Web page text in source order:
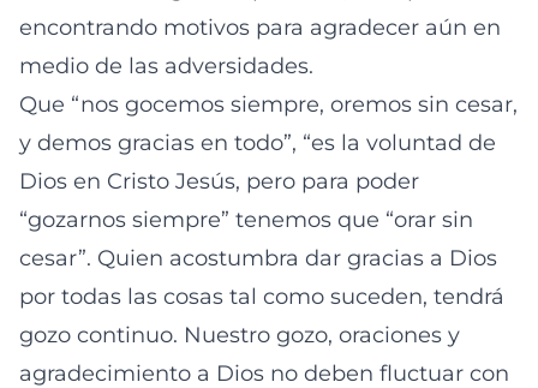
encontrando motivos para agradecer aún en
medio de las adversidades.
Que “nos gocemos siempre, oremos sin cesar,
y demos gracias en todo”, “es la voluntad de
Dios en Cristo Jesús, pero para poder
“gozarnos siempre” tenemos que “orar sin
cesar”. Quien acostumbra dar gracias a Dios
por todas las cosas tal como suceden, tendrá
gozo continuo. Nuestro gozo, oraciones y
agradecimiento a Dios no deben fluctuar con